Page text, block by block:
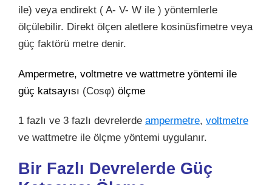
ile) veya endirekt ( A- V- W ile ) yöntemlerle
ölçülebilir. Direkt ölçen aletlere kosinüsfimetre veya
güç faktörü metre denir.
Ampermetre, voltmetre ve wattmetre yöntemi ile
güç katsayısı (Cosφ) ölçme
1 fazlı ve 3 fazlı devrelerde ampermetre, voltmetre
ve wattmetre ile ölçme yöntemi uygulanır.
Bir Fazlı Devrelerde Güç